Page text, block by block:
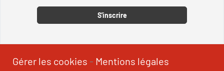
S'inscrire
Gérer les cookies - Mentions légales